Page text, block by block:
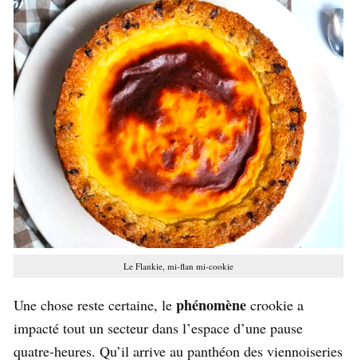
Le Flankie, mi-flan mi-cookie
Une chose reste certaine, le phénomène crookie a
impacté tout un secteur dans l’espace d’une pause
quatre-heures. Qu’il arrive au panthéon des viennoiseries